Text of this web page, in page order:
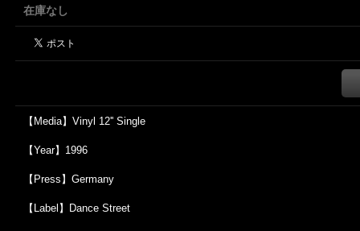
在庫なし
【Media】Vinyl 12'' Single
【Year】1996
【Press】Germany
【Label】Dance Street